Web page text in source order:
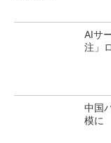
AIサ
注」
中国
模に